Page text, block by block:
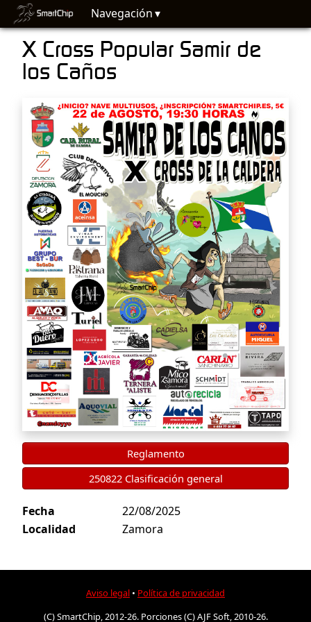
Navegación
X Cross Popular Samir de
los Caños
Reglamento
250822 Clasificación general
Fecha
22/08/2025
Localidad
Zamora
Aviso legal • Política de privacidad
(C) SmartChip, 2012-26. Porciones (C) AJF Soft, 2010-26.